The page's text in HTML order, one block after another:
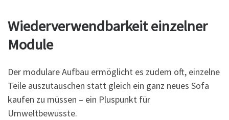
Wiederverwendbarkeit einzelner
Module
Der modulare Aufbau ermöglicht es zudem oft, einzelne
Teile auszutauschen statt gleich ein ganz neues Sofa
kaufen zu müssen – ein Pluspunkt für
Umweltbewusste.